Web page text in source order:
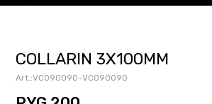
COLLARIN 3X100MM
VC090090-VC090090